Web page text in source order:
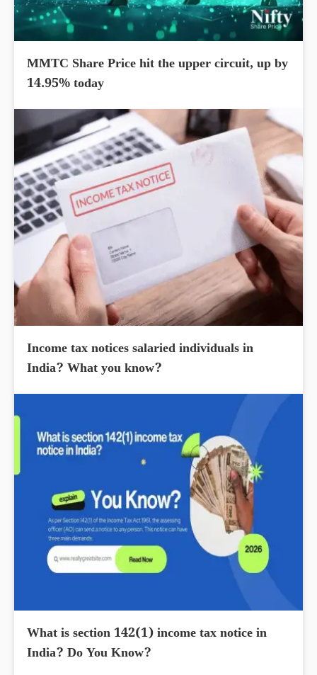
MMTC Share Price hit the upper circuit, up by
14.95% today
Income tax notices salaried individuals in
India? What you know?
What is section 142(1) income tax notice in
India? Do You Know?